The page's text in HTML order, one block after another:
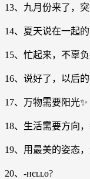
13、九月份来了，
14、夏天说在一起
15、忙起来，不辜负
16、说好了，以后
17、万物需要阳光✨
18、生活需要方向，
19、用最美的姿态
20、-ʜєʟʟɵ?